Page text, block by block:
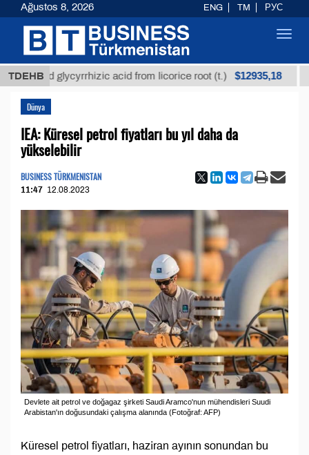
TDEHB
glycyrrhizic acid from licorice root (t.) $12935,18 Low-
Dünya
IEA: Küresel petrol fiyatları bu yıl daha da
yükselebilir
BUSINESS TÜRKMENISTAN
11:47 12.08.2023
Devlete ait petrol ve doğagaz şirketi Saudi Aramco'nun mühendisleri Suudi
Arabistan'ın doğusundaki çalışma alanında (Fotoğraf: AFP)
Küresel petrol fiyatları, haziran ayının sonundan bu
Ağustos 8, 2026 ENG TM РУС